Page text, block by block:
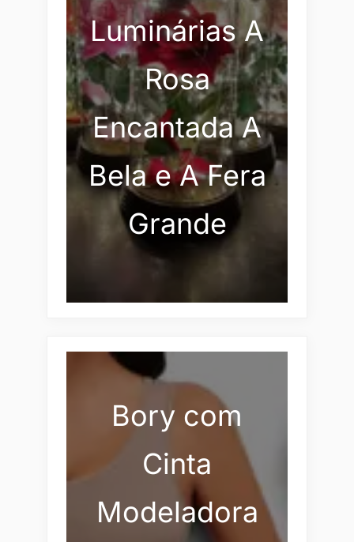
Luminárias A
Rosa
Encantada A
Bela e A Fera
Grande
Bory com
Cinta
Modeladora